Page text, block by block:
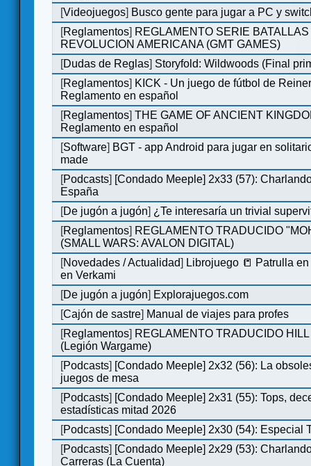
[Videojuegos] Busco gente para jugar a PC y
[Reglamentos] REGLAMENTO SERIE
REVOLUCION AMERICANA (GMT GAMES)
[Dudas de Reglas] Storyfold: Wildwoods (Final
[Reglamentos] KICK - Un juego de fútbol de
Reglamento en español
[Reglamentos]THE GAME OF ANCIENT
Reglamento en español
[Software] BGT - app Android para jugar en
made
[Podcasts] [Condado Meeple] 2x33 (57):
España
[De jugón a jugón] ¿Te interesaría un trivial
[Reglamentos] REGLAMENTO TRADUCIDO
(SMALL WARS: AVALON DIGITAL)
[Novedades / Actualidad] Librojuego 📒 Patrulla
en Verkami
[De jugón a jugón] Explorajuegos.com
[Cajón de sastre] Manual de viajes para profes
[Reglamentos] REGLAMENTO TRADUCIDO
(Legión Wargame)
[Podcasts] [Condado Meeple] 2x32 (56): La
juegos de mesa
[Podcasts] [Condado Meeple] 2x31 (55): Tops,
estadísticas mitad 2026
[Podcasts] [Condado Meeple] 2x30 (54): Especial
[Podcasts] [Condado Meeple] 2x29 (53):
Carreras (La Cuenta)